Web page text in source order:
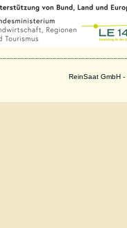
ReinSaat GmbH